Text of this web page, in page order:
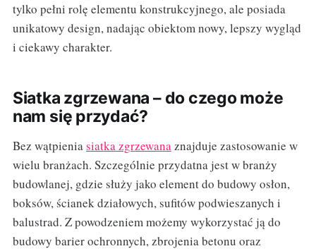
tylko pełni rolę elementu konstrukcyjnego, ale posiada
unikatowy design, nadając obiektom nowy, lepszy wygląd
i ciekawy charakter.
Siatka zgrzewana – do czego może
nam się przydać?
Bez wątpieniasiatka zgrzewanaznajduje zastosowanie w
wielu branżach. Szczególnie przydatna jest w branży
budowlanej, gdzie służy jako element do budowy osłon,
boksów, ścianek działowych, sufitów podwieszanych i
balustrad. Z powodzeniem możemy wykorzystać ją do
budowy barier ochronnych, zbrojenia betonu oraz